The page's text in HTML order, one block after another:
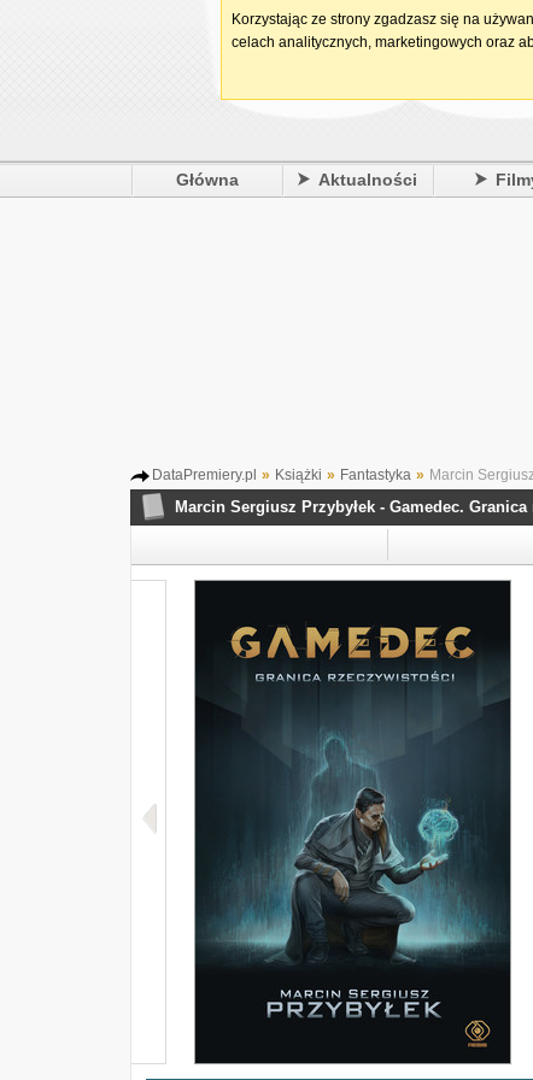
Główna Aktualności
DataPremiery.pl » Książki » Fantastyka » Marcin
Marcin Sergiusz Przybyłek - Gamedec.
Korzystając ze strony zgadzasz się na
celach analitycznych, marketingowych oraz